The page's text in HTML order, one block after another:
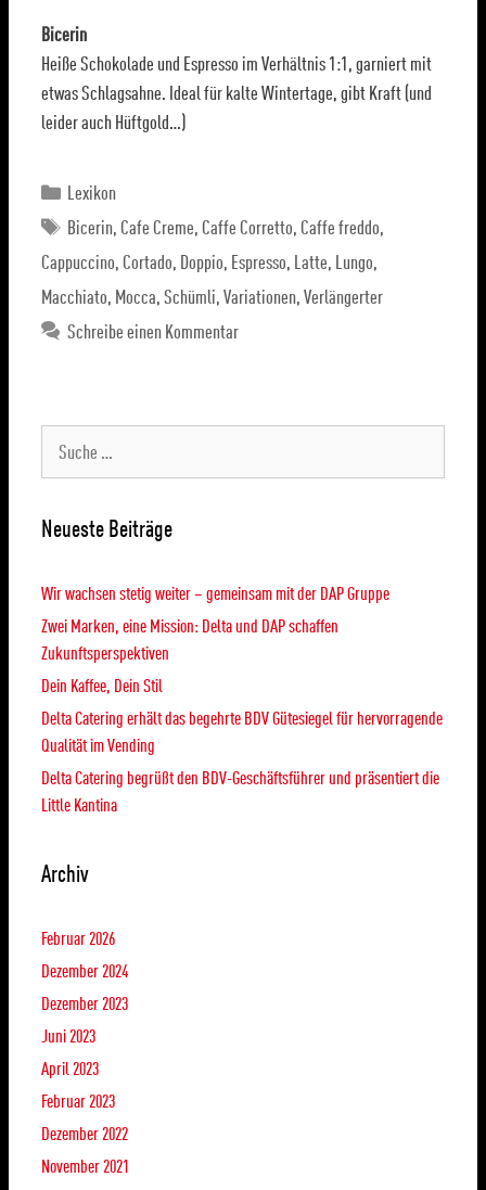
Bicerin
Heiße Schokolade und Espresso im Verhältnis 1:1, garniert mit
etwas Schlagsahne. Ideal für kalte Wintertage, gibt Kraft (und
leider auch Hüftgold…)
Lexikon
Bicerin,Cafe Creme,Caffe Corretto,Caffe freddo,
Cappuccino,Cortado, Doppio, Espresso, Latte, Lungo,
Macchiato, Mocca,Schümli,Variationen,Verlängerter
Schreibe einen Kommentar
Neueste Beiträge
Wir wachsen stetig weiter – gemeinsam mit der DAP Gruppe
Zwei Marken, eine Mission: Delta und DAP schaffen
Zukunftsperspektiven
Dein Kaffee, Dein Stil
Delta Catering erhält das begehrte BDV Gütesiegel für hervorragende
Qualität im Vending
Delta Catering begrüßt den BDV-Geschäftsführer und präsentiert die
Little Kantina
Archiv
Februar 2026
Dezember 2024
Dezember 2023
Juni 2023
April 2023
Februar 2023
Dezember 2022
November 2021